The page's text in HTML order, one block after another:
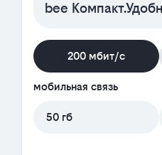
bee
200 мбит/с
мобильная связь
50 гб